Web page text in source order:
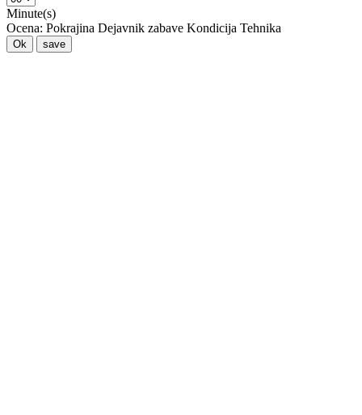
Minute(s)
Ocena: Pokrajina Dejavnik zabave Kondicija Tehnika
Ok save